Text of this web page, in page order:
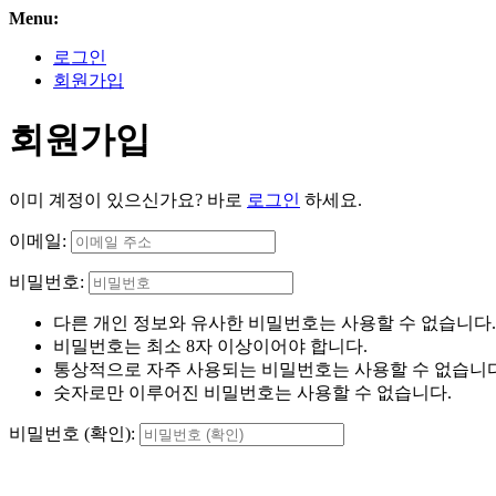
Menu:
로그인
회원가입
회원가입
이미 계정이 있으신가요? 바로 로그인 하세요.
이메일:
비밀번호:
다른 개인 정보와 유사한 비밀번호는 사용할 수 없습니다.
비밀번호는 최소 8자 이상이어야 합니다.
통상적으로 자주 사용되는 비밀번호는 사용할 수 없습니
숫자로만 이루어진 비밀번호는 사용할 수 없습니다.
비밀번호 (확인):